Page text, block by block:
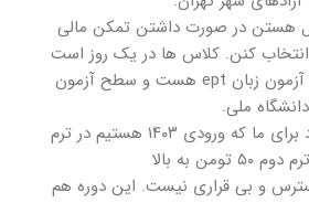
هستن در صورت داشتن تمکن مالی
انتخاب کنن. کلاس ها در یک روز است
و سخت گیری کمتره. آزمون زبان ept هست و سطح آزمون
ملی.
۵- هزینه دانشگاه آزاد برای ما که ورودی ۱۴۰۳ هستیم در ترم
و بی قراری نیست. این دوره هم